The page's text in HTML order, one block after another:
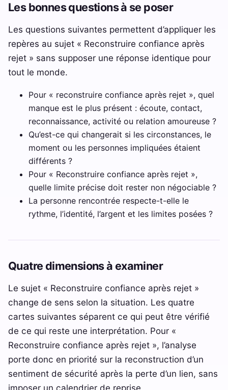
Les bonnes questions à se poser
Les questions suivantes permettent d’appliquer les
repères au sujet « Reconstruire confiance après
rejet » sans supposer une réponse identique pour
tout le monde.
Pour « reconstruire confiance après rejet », quel
manque est le plus présent : écoute, contact,
reconnaissance, activité ou relation amoureuse ?
Qu’est-ce qui changerait si les circonstances, le
moment ou les personnes impliquées étaient
différents ?
Pour « Reconstruire confiance après rejet »,
quelle limite précise doit rester non négociable ?
La personne rencontrée respecte-t-elle le
rythme, l’identité, l’argent et les limites posées ?
Quatre dimensions à examiner
Le sujet « Reconstruire confiance après rejet »
change de sens selon la situation. Les quatre
cartes suivantes séparent ce qui peut être vérifié
de ce qui reste une interprétation. Pour «
Reconstruire confiance après rejet », l’analyse
porte donc en priorité sur la reconstruction d’un
sentiment de sécurité après la perte d’un lien, sans
imposer un calendrier de reprise.